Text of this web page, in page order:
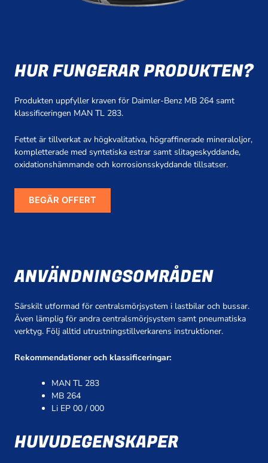
HUR FUNGERAR PRODUKTEN?
Produkten uppfyller kraven för Daimler-Benz MB 264 samt
klassificeringen MAN TL 283.
Fettet är tillverkat av högkvalitativa, högraffinerade mineraloljor,
kompletterade med syntetiska estrar samt slitageskyddande,
oxidationshämmande och korrosionsskyddande tillsatser.
BEGÄR OFFERT
HUVUDEGENSKAPER
ANVÄNDNINGSOMRÅDEN
Särskilt utformad för centralsmörjsystem i lastbilar och bussar.
Även lämplig för andra centralsmörjsystem samt pneumatiska
verktyg. Följ alltid utrustningstillverkarens instruktioner.
Rekommendationer och klassificeringar:
MAN TL 283
MB 264
Li EP 00 / 000